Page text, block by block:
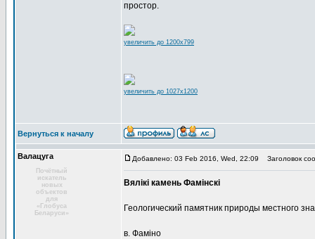
простор.
увеличить до 1200x799
увеличить до 1027x1200
Вернуться к началу
Валацуга
Почётный
искатель
новых
объектов
для
«Глобуса
Беларуси»
Добавлено: 03 Feb 2016, Wed, 22:09 Заголовок
Вялікі камень Фамінскі
Геологический памятник природы местного
в. Фаміно